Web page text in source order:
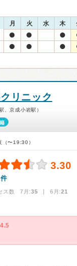
月 火 水 木
リニック
、京成小岩駅）
（〜19:30）
3.30
ス数 7月:35 | 6月:21
4.5